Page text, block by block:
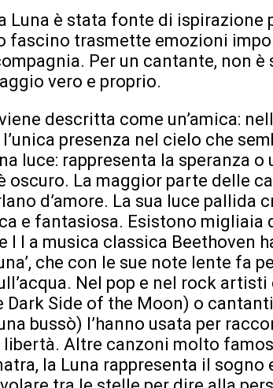
Luna è stata fonte di ispirazione
fascino trasmette emozioni
Per un cantante, non è
vero e proprio.
descritta come un’amica:
presenza nel cielo che
luce: rappresenta la speranza o
oscuro. La maggior parte delle
d’amore. La sua luce pallida
e fantasiosa. Esistono migliaia
l l a musica classica Beethoven
che con le sue note lente fa
Nel pop e nel rock
Dark Side of the Moon) o
bussò) l’hanno usata per
Altre canzoni molto
la Luna rappresenta il sogno